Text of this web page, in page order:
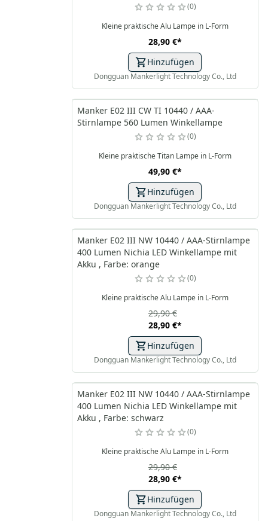
0
Kleine praktische Alu Lampe in L-Form
28,90 €*
Hinzufügen
Dongguan Mankerlight Technology Co., Ltd
Manker E02 III CW TI 10440 / AAA-
Stirnlampe 560 Lumen Winkellampe
0
Kleine praktische Titan Lampe in L-Form
49,90 €*
Hinzufügen
Dongguan Mankerlight Technology Co., Ltd
Manker E02 III NW 10440 / AAA-Stirnlampe
400 Lumen Nichia LED Winkellampe mit
Akku , Farbe: orange
0
Kleine praktische Alu Lampe in L-Form
28,90 €*
29,90 €
Hinzufügen
Dongguan Mankerlight Technology Co., Ltd
Manker E02 III NW 10440 / AAA-Stirnlampe
400 Lumen Nichia LED Winkellampe mit
Akku , Farbe: schwarz
0
Kleine praktische Alu Lampe in L-Form
28,90 €*
29,90 €
Hinzufügen
Dongguan Mankerlight Technology Co., Ltd